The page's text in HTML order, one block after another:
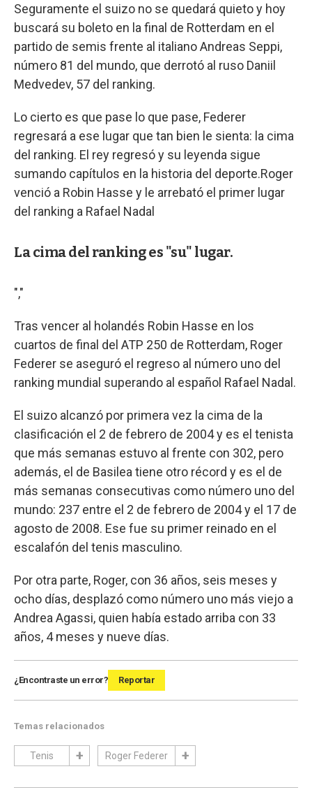
Seguramente el suizo no se quedará quieto y hoy
buscará su boleto en la final de Rotterdam en el
partido de semis frente al italiano Andreas Seppi,
número 81 del mundo, que derrotó al ruso Daniil
Medvedev, 57 del ranking.
Lo cierto es que pase lo que pase, Federer
regresará a ese lugar que tan bien le sienta: la cima
del ranking. El rey regresó y su leyenda sigue
sumando capítulos en la historia del deporte.Roger
venció a Robin Hasse y le arrebató el primer lugar
del ranking a Rafael Nadal
La cima del ranking es "su" lugar.
","
Tras vencer al holandés Robin Hasse en los
cuartos de final del ATP 250 de Rotterdam, Roger
Federer se aseguró el regreso al número uno del
ranking mundial superando al español Rafael Nadal.
El suizo alcanzó por primera vez la cima de la
clasificación el 2 de febrero de 2004 y es el tenista
que más semanas estuvo al frente con 302, pero
además, el de Basilea tiene otro récord y es el de
más semanas consecutivas como número uno del
mundo: 237 entre el 2 de febrero de 2004 y el 17 de
agosto de 2008. Ese fue su primer reinado en el
escalafón del tenis masculino.
Por otra parte, Roger, con 36 años, seis meses y
ocho días, desplazó como número uno más viejo a
Andrea Agassi, quien había estado arriba con 33
años, 4 meses y nueve días.
¿Encontraste un error? Reportar
Temas relacionados
Tenis Roger Federer